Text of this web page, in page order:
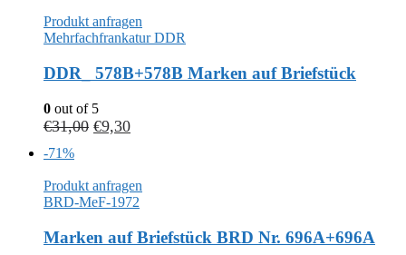
Produkt anfragen
Mehrfachfrankatur DDR
DDR_ 578B+578B Marken auf Briefstück
0 out of 5
€31,00 €9,30
-71%
Produkt anfragen
BRD-MeF-1972
Marken auf Briefstück BRD Nr. 696A+696A